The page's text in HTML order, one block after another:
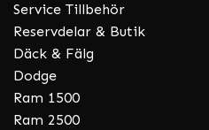
Service Tillbehör
Reservdelar & Butik
Däck & Fälg
Dodge
Ram 1500
Ram 2500